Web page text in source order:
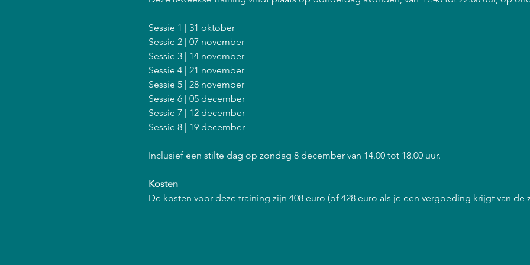
Sessie 1 | 31 oktober
Sessie 2 | 07 november
Sessie 3 | 14 november
Sessie 4 | 21 november
Sessie 5 | 28 november
Sessie 6 | 05 december
Sessie 7 | 12 december
Sessie 8 | 19 december
Inclusief een stilte dag op zondag 8 december van 14.00 tot 18.00 uur.
Kosten
De kosten voor deze training zijn 408 euro (of 428 euro als je een vergoeding krijgt van de